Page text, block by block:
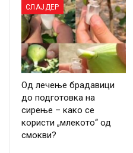
СЛАЈДЕР
Од лечење брадавици
до подготовка на
сирење – како се
користи „млекото“ од
смокви?